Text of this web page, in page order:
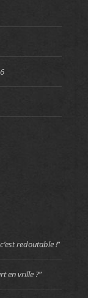
redoutable !”
en vrille ?”